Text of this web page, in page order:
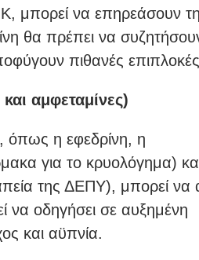
μπορεί να επηρεάσουν
θα πρέπει να
πιθανές
αμφεταμίνες)
όπως η εφεδρίνη, η
για το κρυολόγημα)
της ΔΕΠΥ), μπορεί να
να οδηγήσει σε αυξημένη
και αϋπνία.